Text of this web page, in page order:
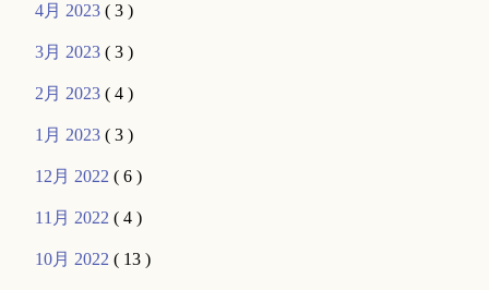
4月 2023( 3 )
3月 2023( 3 )
2月 2023( 4 )
1月 2023( 3 )
12月 2022( 6 )
11月 2022( 4 )
10月 2022( 13 )